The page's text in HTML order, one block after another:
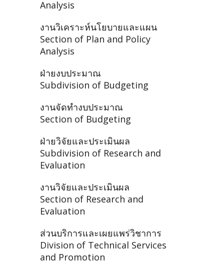
Analysis
งานวิเคราะห์นโยบายและแผน
Section of Plan and Policy
Analysis
ฝ่ายงบประมาณ
Subdivision of Budgeting
งานจัดทำงบประมาณ
Section of Budgeting
ฝ่ายวิจัยและประเมินผล
Subdivision of Research and
Evaluation
งานวิจัยและประเมินผล
Section of Research and
Evaluation
ส่วนบริการและเผยแพร่วิชาการ
Division of Technical Services
and Promotion